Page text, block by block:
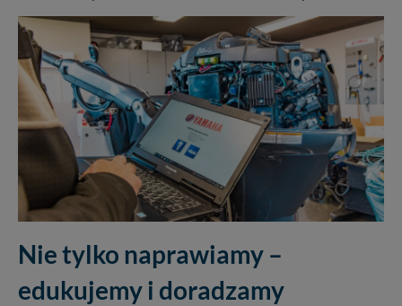
Nie tylko naprawiamy –
edukujemy i doradzamy